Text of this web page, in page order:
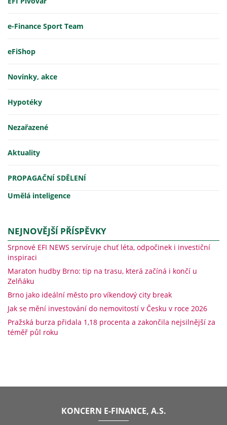
e-Finance Sport Team
eFiShop
Novinky, akce
Hypotéky
Nezařazené
Aktuality
PROPAGAČNÍ SDĚLENÍ
Umělá inteligence
NEJNOVĚJŠÍ PŘÍSPĚVKY
Srpnové EFI NEWS servíruje chuť léta, odpočinek i investiční
inspiraci
Maraton hudby Brno: tip na trasu, která začíná i končí u
Zelňáku
Brno jako ideální město pro víkendový city break
Jak se mění investování do nemovitostí v Česku v roce 2026
Pražská burza přidala 1,18 procenta a zakončila nejsilnější za
téměř půl roku
KONCERN E-FINANCE, A.S.